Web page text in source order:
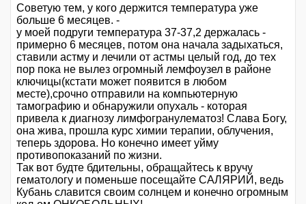
Советую тем, у кого держится температура уже
больше 6 месяцев. -
у моей подруги температура 37-37,2 держалась -
примерно 6 месяцев, потом она начала задыхаться,
ставили астму и лечили от астмы целый год, до тех
пор пока не вылез огромный лемфоузел в районе
ключицы(кстати может появится в любом
месте),срочно отправили на компьютерную
тамографию и обнаружили опухаль - которая
привела к диагнозу лимфогранулематоз! Слава Богу,
она жива, прошла курс химии терапии, облучения,
теперь здорова. Но конечно имеет уйму
противопоказаний по жизни.
Так вот будте бдительны, обращайтесь к вручу
гематологу и поменьше посещайте САЛЯРИЙ, ведь
Кубань славится своим солнцем и конечно огромным